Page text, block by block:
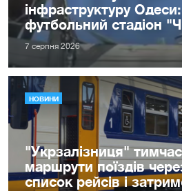
інфраструктуру
футбольний стадіон
7 серпня 2026
НОВИНИ
"Укрзалізниця"
маршрути поїздів
список рейсів і